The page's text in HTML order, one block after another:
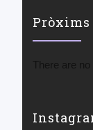
There are